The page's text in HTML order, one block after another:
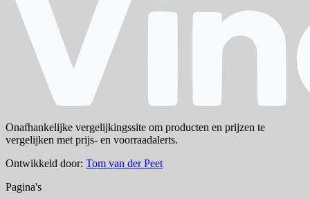
Onafhankelijke vergelijkingssite om producten en prijzen te
vergelijken met prijs- en voorraadalerts.
Ontwikkeld door: Tom van der Peet
Pagina's